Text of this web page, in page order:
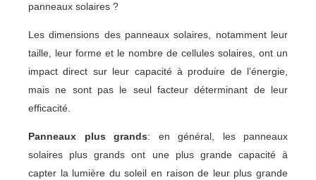
panneaux solaires ?
Les dimensions des panneaux solaires, notamment leur
taille, leur forme et le nombre de cellules solaires, ont un
impact direct sur leur capacité à produire de l’énergie,
mais ne sont pas le seul facteur déterminant de leur
efficacité.
Panneaux plus grands: en général, les panneaux
solaires plus grands ont une plus grande capacité à
capter la lumière du soleil en raison de leur plus grande